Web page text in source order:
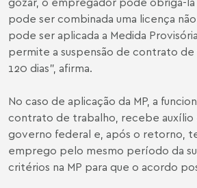
pode ser combinada uma licença
pode ser aplicada a Medida
permite a suspensão de contrato
120 dias”, afirma.
No caso de aplicação da MP, a
contrato de trabalho, recebe auxílio
governo federal e, após o retorno,
emprego pelo mesmo período da
critérios na MP para que o acordo